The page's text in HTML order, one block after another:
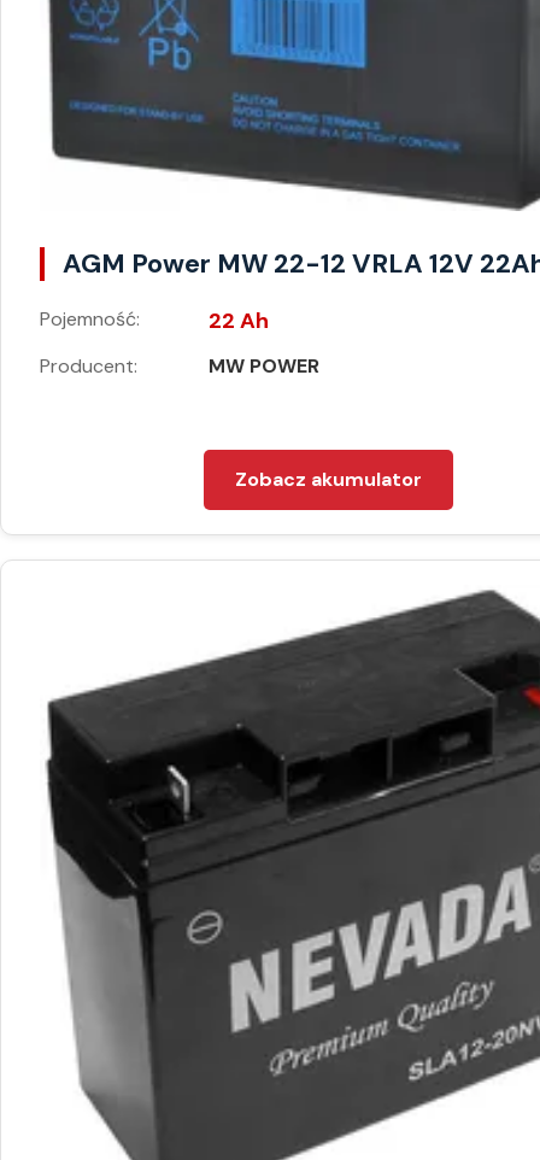
AGM Power MW 22-12 VRLA 12V
Pojemność: 22 Ah
Producent: MW POWER
Zobacz akumulator